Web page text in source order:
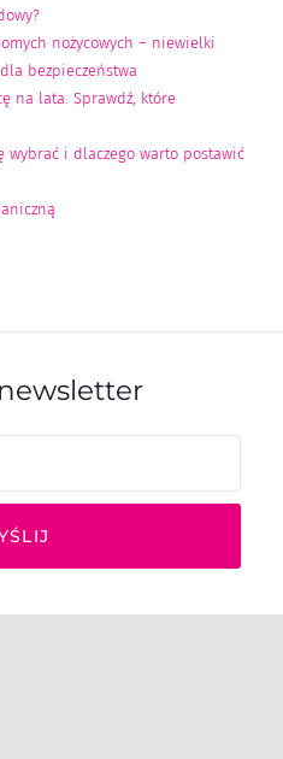
nożycowych – niewielki
bezpieczeństwa
na lata. Sprawdź, które
wybrać i dlaczego warto postawić